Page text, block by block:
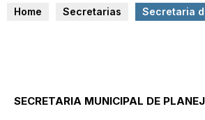
Home
Secretarias Secretaria
SECRETARIA MUNICIPAL DE